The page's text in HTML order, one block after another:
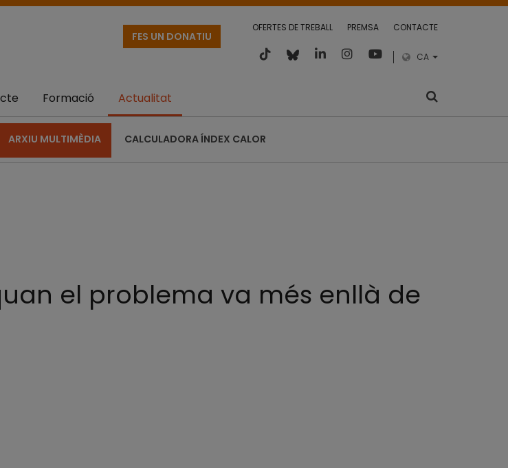
OFERTES DE TREBALL PREMSA CONTACTE
CA
FES UN DONATIU
Formació Actualitat
ARXIU MULTIMÈDIA CALCULADORA ÍNDEX CALOR
el problema va més enllà de